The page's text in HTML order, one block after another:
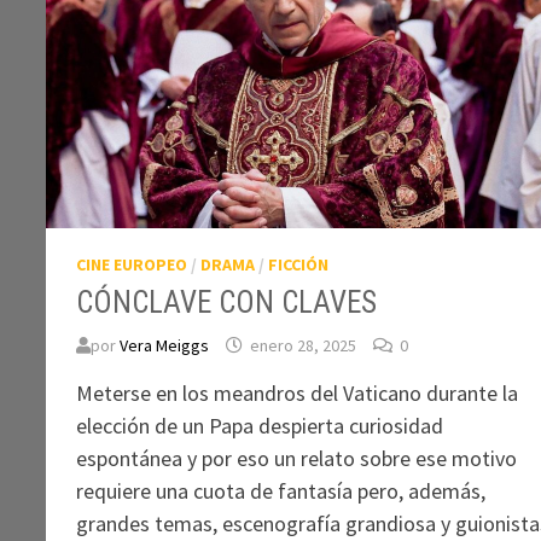
CINE EUROPEO / DRAMA / FICCIÓN
CÓNCLAVE CON CLAVES
porVera Meiggs enero 28, 2025 0
Meterse en los meandros del Vaticano durante la
elección de un Papa despierta curiosidad
espontánea y por eso un relato sobre ese motivo
requiere una cuota de fantasía pero, además,
grandes temas, escenografía grandiosa y